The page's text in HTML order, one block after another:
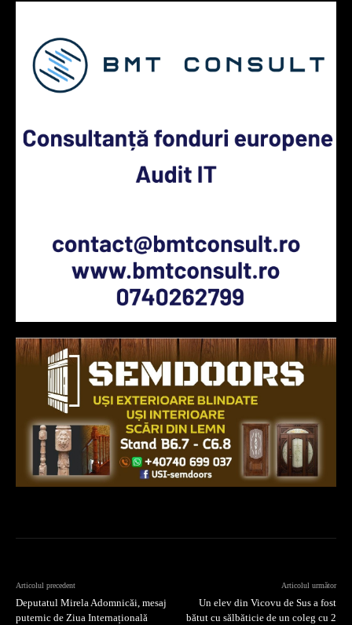
Articolul precedent
Deputatul Mirela Adomnicăi, mesaj
puternic de Ziua Internațională
Articolul următor
Un elev din Vicovu de Sus a fost
bătut cu sălbăticie de un coleg cu 2